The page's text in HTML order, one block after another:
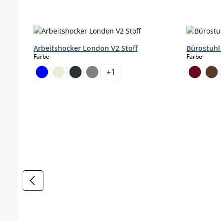
Arbeitshocker London V2 Stoff
Farbeauswählen
+1
Farbe